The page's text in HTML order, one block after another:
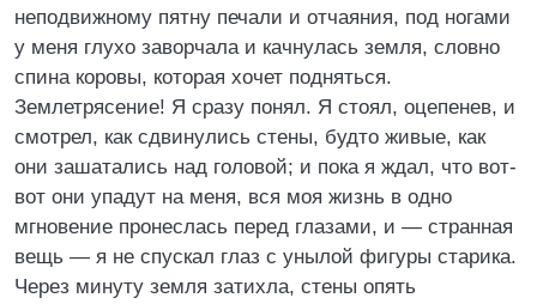
неподвижному пятну печали и отчаяния, под ногами
у меня глухо заворчала и качнулась земля, словно
спина коровы, которая хочет подняться.
Землетрясение! Я сразу понял. Я стоял, оцепенев, и
смотрел, как сдвинулись стены, будто живые, как
они зашатались над головой; и пока я ждал, что вот-
вот они упадут на меня, вся моя жизнь в одно
мгновение пронеслась перед глазами, и — странная
вещь — я не спускал глаз с унылой фигуры старика.
Через минуту земля затихла, стены опять